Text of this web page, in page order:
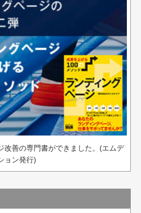
改善の専門書ができました。(エムデ
ョン発行)